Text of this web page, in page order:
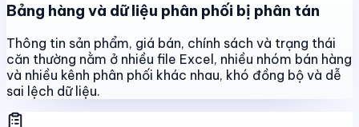
Bảng hàng và dữ liệu phân phối bị phân tán
Thông tin sản phẩm, giá bán, chính sách và trạng thái
căn thường nằm ở nhiều file Excel, nhiều nhóm bán hàng
và nhiều kênh phân phối khác nhau, khó đồng bộ và dễ
sai lệch dữ liệu.